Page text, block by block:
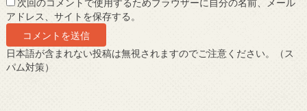
次回のコメントで使用するためブラウザーに自分の名前、メール
アドレス、サイトを保存する。
日本語が含まれない投稿は無視されますのでご注意ください。（ス
パム対策）